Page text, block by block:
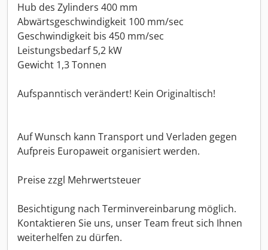
Hub des Zylinders 400 mm
Abwärtsgeschwindigkeit 100 mm/sec
Geschwindigkeit bis 450 mm/sec
Leistungsbedarf 5,2 kW
Gewicht 1,3 Tonnen
Aufspanntisch verändert! Kein Originaltisch!
Auf Wunsch kann Transport und Verladen gegen
Aufpreis Europaweit organisiert werden.
Preise zzgl Mehrwertsteuer
Besichtigung nach Terminvereinbarung möglich.
Kontaktieren Sie uns, unser Team freut sich Ihnen
weiterhelfen zu dürfen.